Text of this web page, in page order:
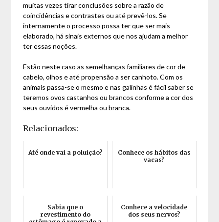
muitas vezes tirar conclusões sobre a razão de
coincidências e contrastes ou até prevê-los. Se
internamente o processo possa ter que ser mais
elaborado, há sinais externos que nos ajudam a melhor
ter essas noções.
Estão neste caso as semelhanças familiares de cor de
cabelo, olhos e até propensão a ser canhoto. Com os
animais passa-se o mesmo e nas galinhas é fácil saber se
teremos ovos castanhos ou brancos conforme a cor dos
seus ouvidos é vermelha ou branca.
Relacionados:
Até onde vai a poluição?
Conhece os hábitos das
vacas?
Sabia que o
revestimento do
Conhece a velocidade
dos seus nervos?